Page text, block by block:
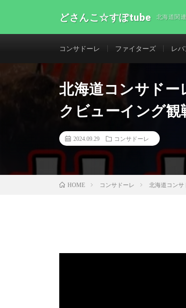
どさんこ☆すぽtube 北海道関
コンサドーレ ファイターズ レ
北海道コンサドー
クビューイング観
2024.09.29 コンサドーレ
HOME コンサドーレ 北海道コンサ